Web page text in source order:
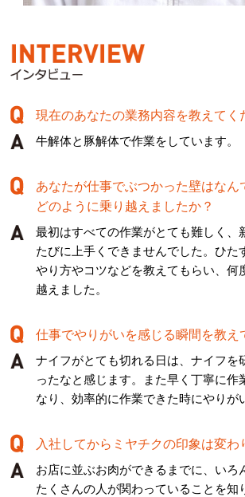
現在のあなたの業務内容を教えてく
牛解体と豚解体で作業をしています。
あなたが仕事でぶつかった壁はなん
どのように乗り越えましたか？
最初はすべての作業がとても難しく、
たびに上手くできませんでした。ひた
やり方やコツなどを教えてもらい、何
越えました。
仕事でやりがいを感じる瞬間を教え
ナイフがとても切れる日は、ナイフを
ったなと感じます。また早く丁寧に作
なり、効率的に作業できた時にやりが
入社してからミヤチクの印象は変わ
お店に並ぶお肉ができるまでに、いろ
たくさんの人が関わっていることを知